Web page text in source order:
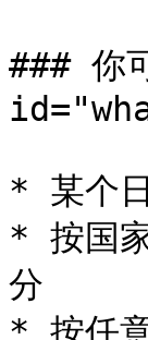
### 你
* 某个
* 按国
分
* 按任